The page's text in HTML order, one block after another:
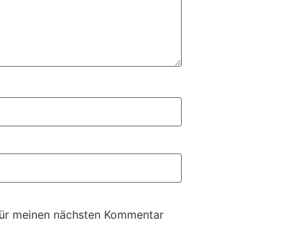
meinen nächsten Kommentar